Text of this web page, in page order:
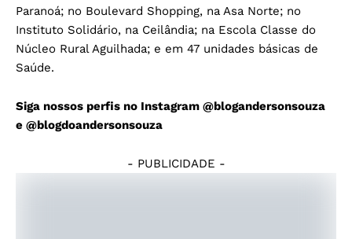
Paranoá; no Boulevard Shopping, na Asa Norte; no
Instituto Solidário, na Ceilândia; na Escola Classe do
Núcleo Rural Aguilhada; e em 47 unidades básicas de
Saúde.
Siga nossos perfis no Instagram @blogandersonsouza
e @blogdoandersonsouza
- PUBLICIDADE -